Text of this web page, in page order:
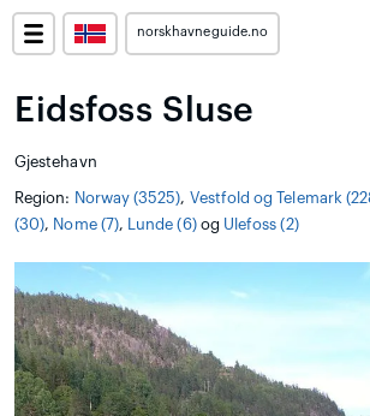
norskhavneguide.no
Eidsfoss Sluse
Gjestehavn
Region: Norway (3525), Vestfold og Telemark
(30), Nome (7), Lunde (6)og Ulefoss (2)